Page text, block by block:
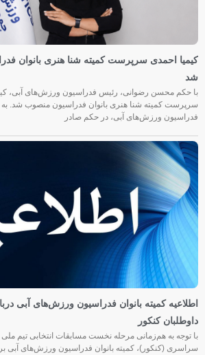
کیمیا احمدی سرپرست کمیته شنا هنری بانوان
شد
با حکم محسن رضوانی، رئیس فدراسیون ورزش‌های آبی،
سرپرست کمیته شنا هنری بانوان فدراسیون منصوب شد.
فدراسیون ورزش‌های آبی، در حکم صادر
اطلاعیه کمیته بانوان فدراسیون ورزش‌های آبی
داوطلبان کنکور
با توجه به هم‌زمانی مرحله نخست مسابقات انتخابی تیم ملی
سراسری (کنکور)، کمیته بانوان فدراسیون ورزش‌های آبی